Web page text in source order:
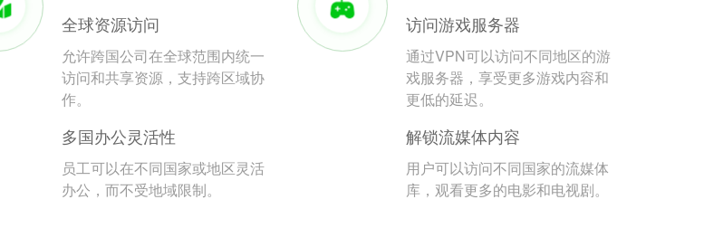
全球资源访问
允许跨国公司在全球范围内统一
访问和共享资源，支持跨区域协
作。
多国办公灵活性
员工可以在不同国家或地区灵活
办公，而不受地域限制。
访问游戏服务器
通过VPN可以访问不同地区的游
戏服务器，享受更多游戏内容和
更低的延迟。
解锁流媒体内容
用户可以访问不同国家的流媒体
库，观看更多的电影和电视剧。